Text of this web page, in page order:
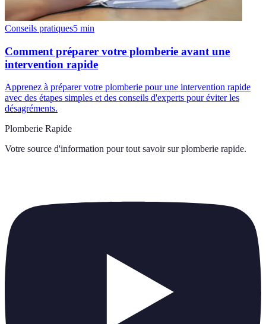
Conseils pratiques5 min
Comment préparer votre plomberie avant une
intervention rapide
Apprenez à préparer votre plomberie pour une intervention rapide
avec des étapes simples et des conseils d'experts pour éviter les
désagréments.
Plomberie Rapide
Votre source d'information pour tout savoir sur plomberie rapide.